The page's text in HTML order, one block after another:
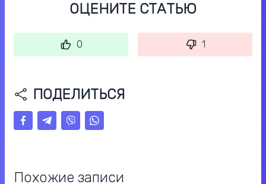
ОЦЕНИТЕ СТАТЬЮ
0 1
ПОДЕЛИТЬСЯ
Похожие записи